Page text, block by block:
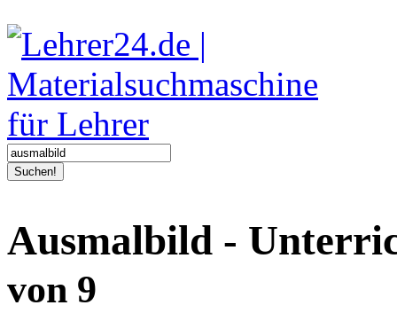
Suchen!
Ausmalbild -
von 9